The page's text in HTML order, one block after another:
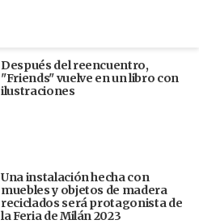
Después del reencuentro,
"Friends" vuelve en un libro con
ilustraciones
Una instalación hecha con
muebles y objetos de madera
reciclados será protagonista de
la Feria de Milán 2023